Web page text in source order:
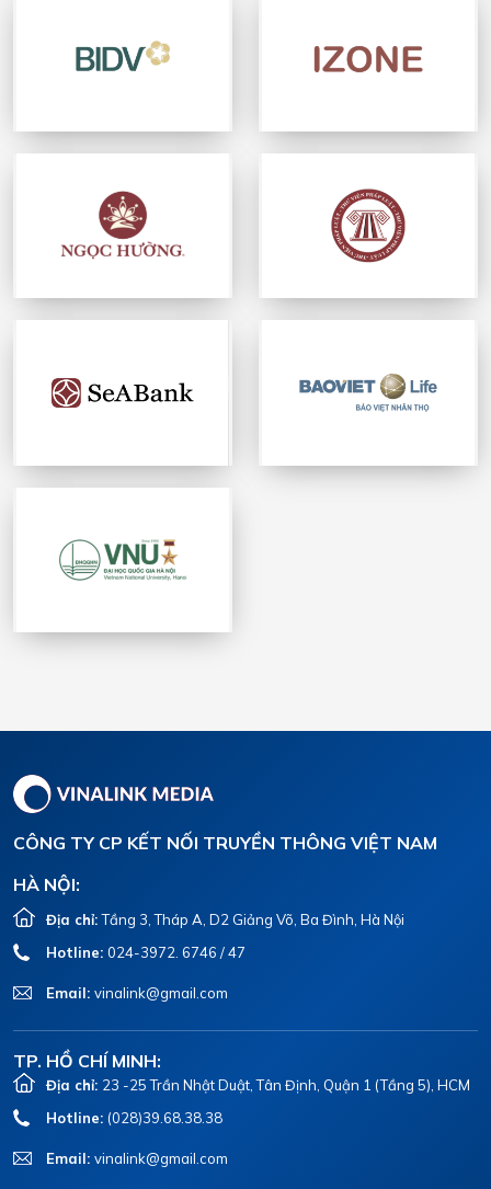
CÔNG TY CP KẾT NỐI TRUYỀN THÔNG VIỆT NAM
HÀ NỘI:
Địa chỉ:Tầng 3, Tháp A, D2 Giảng Võ, Ba Đình, Hà Nội
Hotline: 024-3972. 6746 / 47
Email: vinalink@gmail.com
TP. HỒ CHÍ MINH:
Địa chỉ: 23 -25 Trần Nhật Duật, Tân Định, Quận 1 (Tầng 5), HCM
Hotline: (028)39.68.38.38
Email: vinalink@gmail.com